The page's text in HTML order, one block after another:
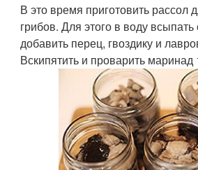
В это время приготовить рассол
грибов. Для этого в воду всыпать
добавить перец, гвоздику и
Вскипятить и проварить маринад